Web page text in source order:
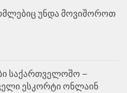
უნდა მოვიშოროთ
საქართველოშო –
ესკორტი ონლაინ